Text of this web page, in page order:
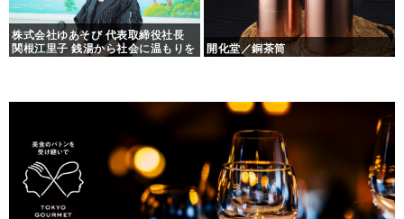
株式会社ゆあそび 代表取締役社長
関根江里子 銭湯から社会に温もりを
開化堂／銅茶筒